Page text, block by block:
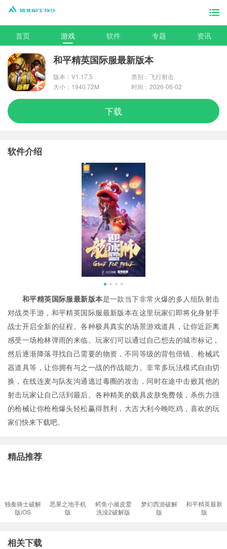
首页 游戏 软件 专题 资讯
和平精英国际服最新版本
版本：V1.17.5
类别：飞行射击
大小：1940.72M
时间：2026-06-02
下载
软件介绍
和平精英国际服最新版本是一款当下非常火爆的多人组队射击
对战类手游，和平精英国际服最新版本在这里玩家们即将化身射手
战士开启全新的征程。各种极具真实的场景游戏道具，让你近距离
感受一场枪林弹雨的来临。玩家们可以通过自己想去的城市标记，
然后逐渐降落寻找自己需要的物资，不同等级的背包倍镜、枪械武
器道具等，让你拥有与之一战的作战能力。非常多玩法模式自由切
换，在线连麦与队友沟通逃过毒圈的攻击，同时在途中击败其他的
射击玩家让自己活到最后。各种精美的载具皮肤免费领，杀伤力强
的枪械让你枪枪爆头轻松赢得胜利，大吉大利今晚吃鸡，喜欢的玩
家们快来下载吧。
精品推荐
独奏骑士破解
版iOS
恶果之地手机
版
鳄鱼小顽皮爱
洗澡2破解版
梦幻西游破解
版
和平精英最新
版
相关下载